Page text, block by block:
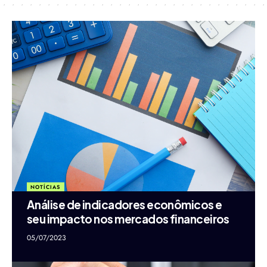
NOTÍCIAS
Análise de indicadores econômicos e
seu impacto nos mercados financeiros
05/07/2023